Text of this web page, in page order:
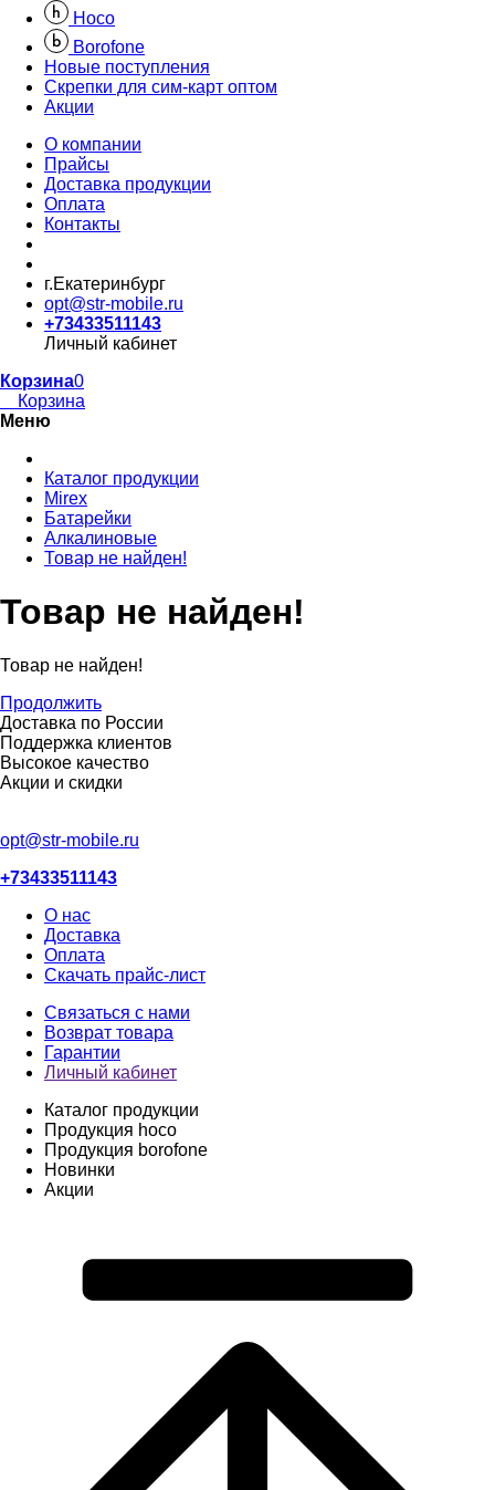
Hoco
Borofone
Новые поступления
Скрепки для сим-карт оптом
Акции
О компании
Прайсы
Доставка продукции
Оплата
Контакты
г.Екатеринбург
opt@str-mobile.ru
+73433511143
Личный кабинет
Корзина0
Корзина
Меню
Каталог продукции
Mirex
Батарейки
Алкалиновые
Товар не найден!
Товар не найден!
Товар не найден!
Продолжить
Доставка по России
Поддержка клиентов
Высокое качество
Акции и скидки
opt@str-mobile.ru
+73433511143
О нас
Доставка
Оплата
Скачать прайс-лист
Связаться с нами
Возврат товара
Гарантии
Личный кабинет
Каталог продукции
Продукция hoco
Продукция borofone
Новинки
Акции